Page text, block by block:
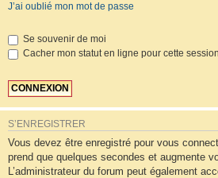
J’ai oublié mon mot de passe
Se souvenir de moi
Cacher mon statut en ligne pour cette session
S’ENREGISTRER
Vous devez être enregistré pour vous
prend que quelques secondes et augmente
L’administrateur du forum peut également